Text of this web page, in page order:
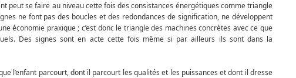
peut se faire au niveau cette fois des consistances énergétiques comme triangle
ne font pas des boucles et des redondances de signification, ne développent
économie praxique ; c’est donc le triangle des machines concrètes avec ce que
Des signes sont en acte cette fois même si par ailleurs ils sont dans la
l’enfant parcourt, dont il parcourt les qualités et les puissances et dont il dresse